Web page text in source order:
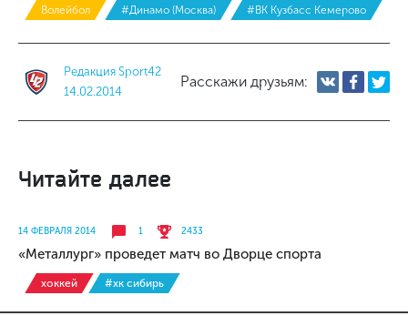
Волейбол #Динамо (Москва) #ВК Кузбасс Кемерово
Редакция Sport42
14.02.2014
Расскажи друзьям:
Читайте далее
14 ФЕВРАЛЯ 2014 1 2433
«Металлург» проведет матч во Дворце спорта
хоккей #хк сибирь